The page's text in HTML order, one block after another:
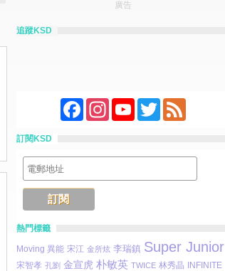
廣告
追蹤KSD
FacebookInstagramYouTubeTwitterFeed
訂閱KSD
熱門標籤
Moving 異能 宋江 金所炫 李瑞鎮 Super Junior
宋智孝 孔劉 金宣虎 朴敏英 TWICE 林秀晶 INFINITE